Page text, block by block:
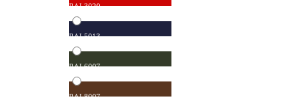
RAL3020
RAL5013
RAL6007
RAL8007